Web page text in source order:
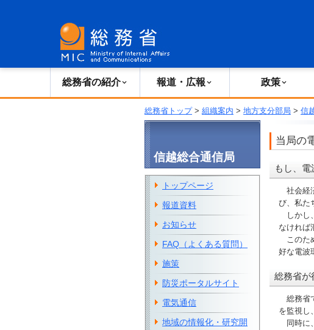
総務省の紹介 報道・広報 政策
総務省トップ> 組織案内 > 地方支分部局 > 信
当局の
もし、電
社会経
び、私た
しかし
なければ
このた
好な電波
総務省が
総務省
を監視し
同時に
信越総合通信局
トップページ
報道資料
お知らせ
FAQ（よくある質問）
施策
防災ポータルサイト
電気通信
地域の情報化・研究開